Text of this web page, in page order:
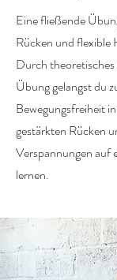
Eine fließende
Rücken und
Durch
Übung gelangst du
Bewegungsfreiheit
gestärkten Rücken
Verspannungen auf
lernen.